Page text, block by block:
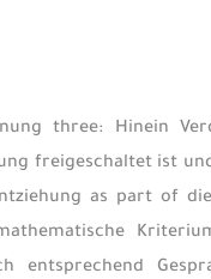
three: Hinein
freigeschaltet ist
as part of
entsprechend